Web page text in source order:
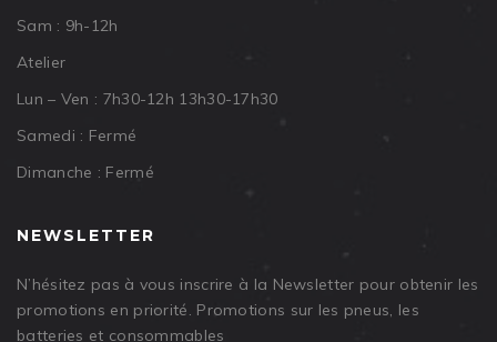
Sam : 9h-12h
Atelier
Lun – Ven : 7h30-12h 13h30-17h30
Samedi : Fermé
Dimanche : Fermé
NEWSLETTER
N’hésitez pas à vous inscrire à la Newsletter pour obtenir les
promotions en priorité. Promotions sur les pneus, les
batteries et consommables